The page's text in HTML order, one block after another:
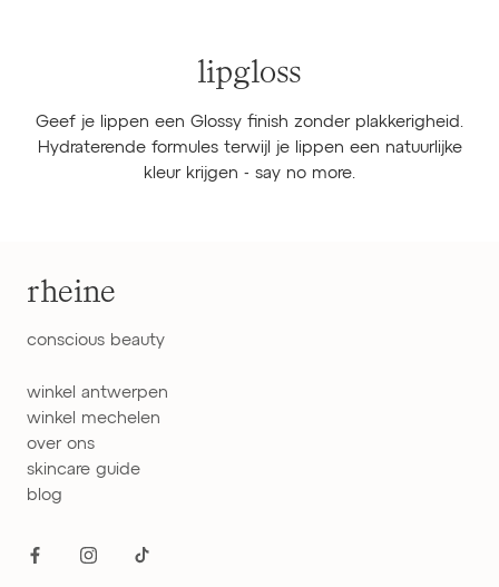
lipgloss
Geef je lippen een Glossy finish zonder plakkerigheid.
Hydraterende formules terwijl je lippen een natuurlijke
kleur krijgen - say no more.
rheine
conscious beauty
winkel antwerpen
winkel mechelen
over ons
skincare guide
blog